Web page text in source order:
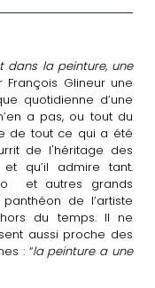
dans la peinture, une
Glineur une
quotidienne d’une
a pas, ou tout du
de tout ce qui a été
de l'héritage des
qu’il admire tant.
et autres grands
de l’artiste
du temps. Il ne
aussi proche des
: “la peinture a une